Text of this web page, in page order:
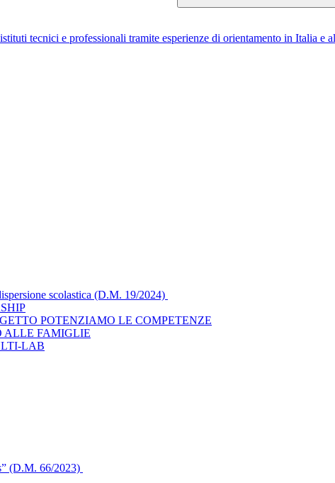
tecnici e professionali tramite esperienze di orientamento in Italia e
scolastica (D.M. 19/2024)
POTENZIAMO LE COMPETENZE
ALLE FAMIGLIE
LAB
(D.M. 66/2023)